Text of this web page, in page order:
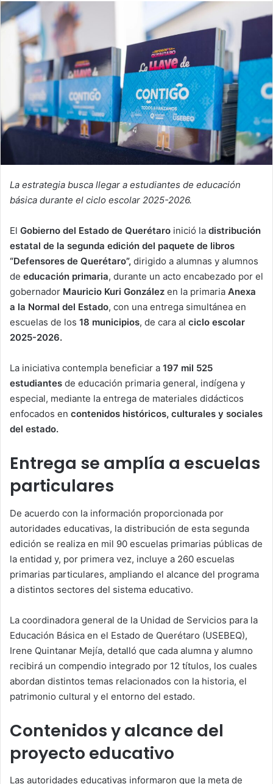
La estrategia busca llegar a estudiantes de educación
básica durante el ciclo escolar 2025-2026.
El Gobierno del Estado de Querétaro inició la distribución
estatal de la segunda edición del paquete de libros
“Defensores de Querétaro”, dirigido a alumnas y alumnos
de educación primaria, durante un acto encabezado por el
gobernador Mauricio Kuri González en la primaria Anexa
a la Normal del Estado, con una entrega simultánea en
escuelas de los 18 municipios, de cara al ciclo escolar
2025-2026.
La iniciativa contempla beneficiar a 197 mil 525
estudiantes de educación primaria general, indígena y
especial, mediante la entrega de materiales didácticos
enfocados en contenidos históricos, culturales y sociales
del estado.
Entrega se amplía a escuelas
particulares
De acuerdo con la información proporcionada por
autoridades educativas, la distribución de esta segunda
edición se realiza en mil 90 escuelas primarias públicas de
la entidad y, por primera vez, incluye a 260 escuelas
primarias particulares, ampliando el alcance del programa
a distintos sectores del sistema educativo.
La coordinadora general de la Unidad de Servicios para la
Educación Básica en el Estado de Querétaro (USEBEQ),
Irene Quintanar Mejía, detalló que cada alumna y alumno
recibirá un compendio integrado por 12 títulos, los cuales
abordan distintos temas relacionados con la historia, el
patrimonio cultural y el entorno del estado.
Contenidos y alcance del
proyecto educativo
Las autoridades educativas informaron que la meta de